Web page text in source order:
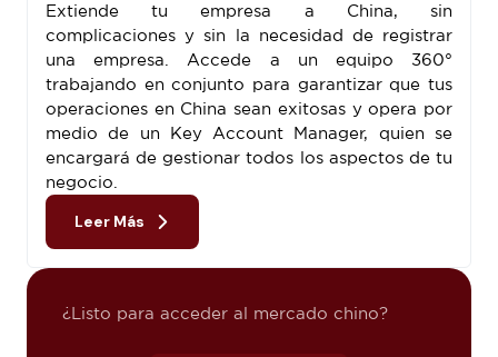
Extiende tu empresa a China, sin
complicaciones y sin la necesidad de registrar
una empresa. Accede a un equipo 360°
trabajando en conjunto para garantizar que tus
operaciones en China sean exitosas y opera por
medio de un Key Account Manager, quien se
encargará de gestionar todos los aspectos de tu
negocio.
Leer Más
¿Listo para acceder al mercado chino?